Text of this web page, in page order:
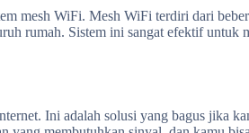
mesh WiFi. Mesh WiFi terdiri dari
rumah. Sistem ini sangat efektif untuk
Ini adalah solusi yang bagus jika